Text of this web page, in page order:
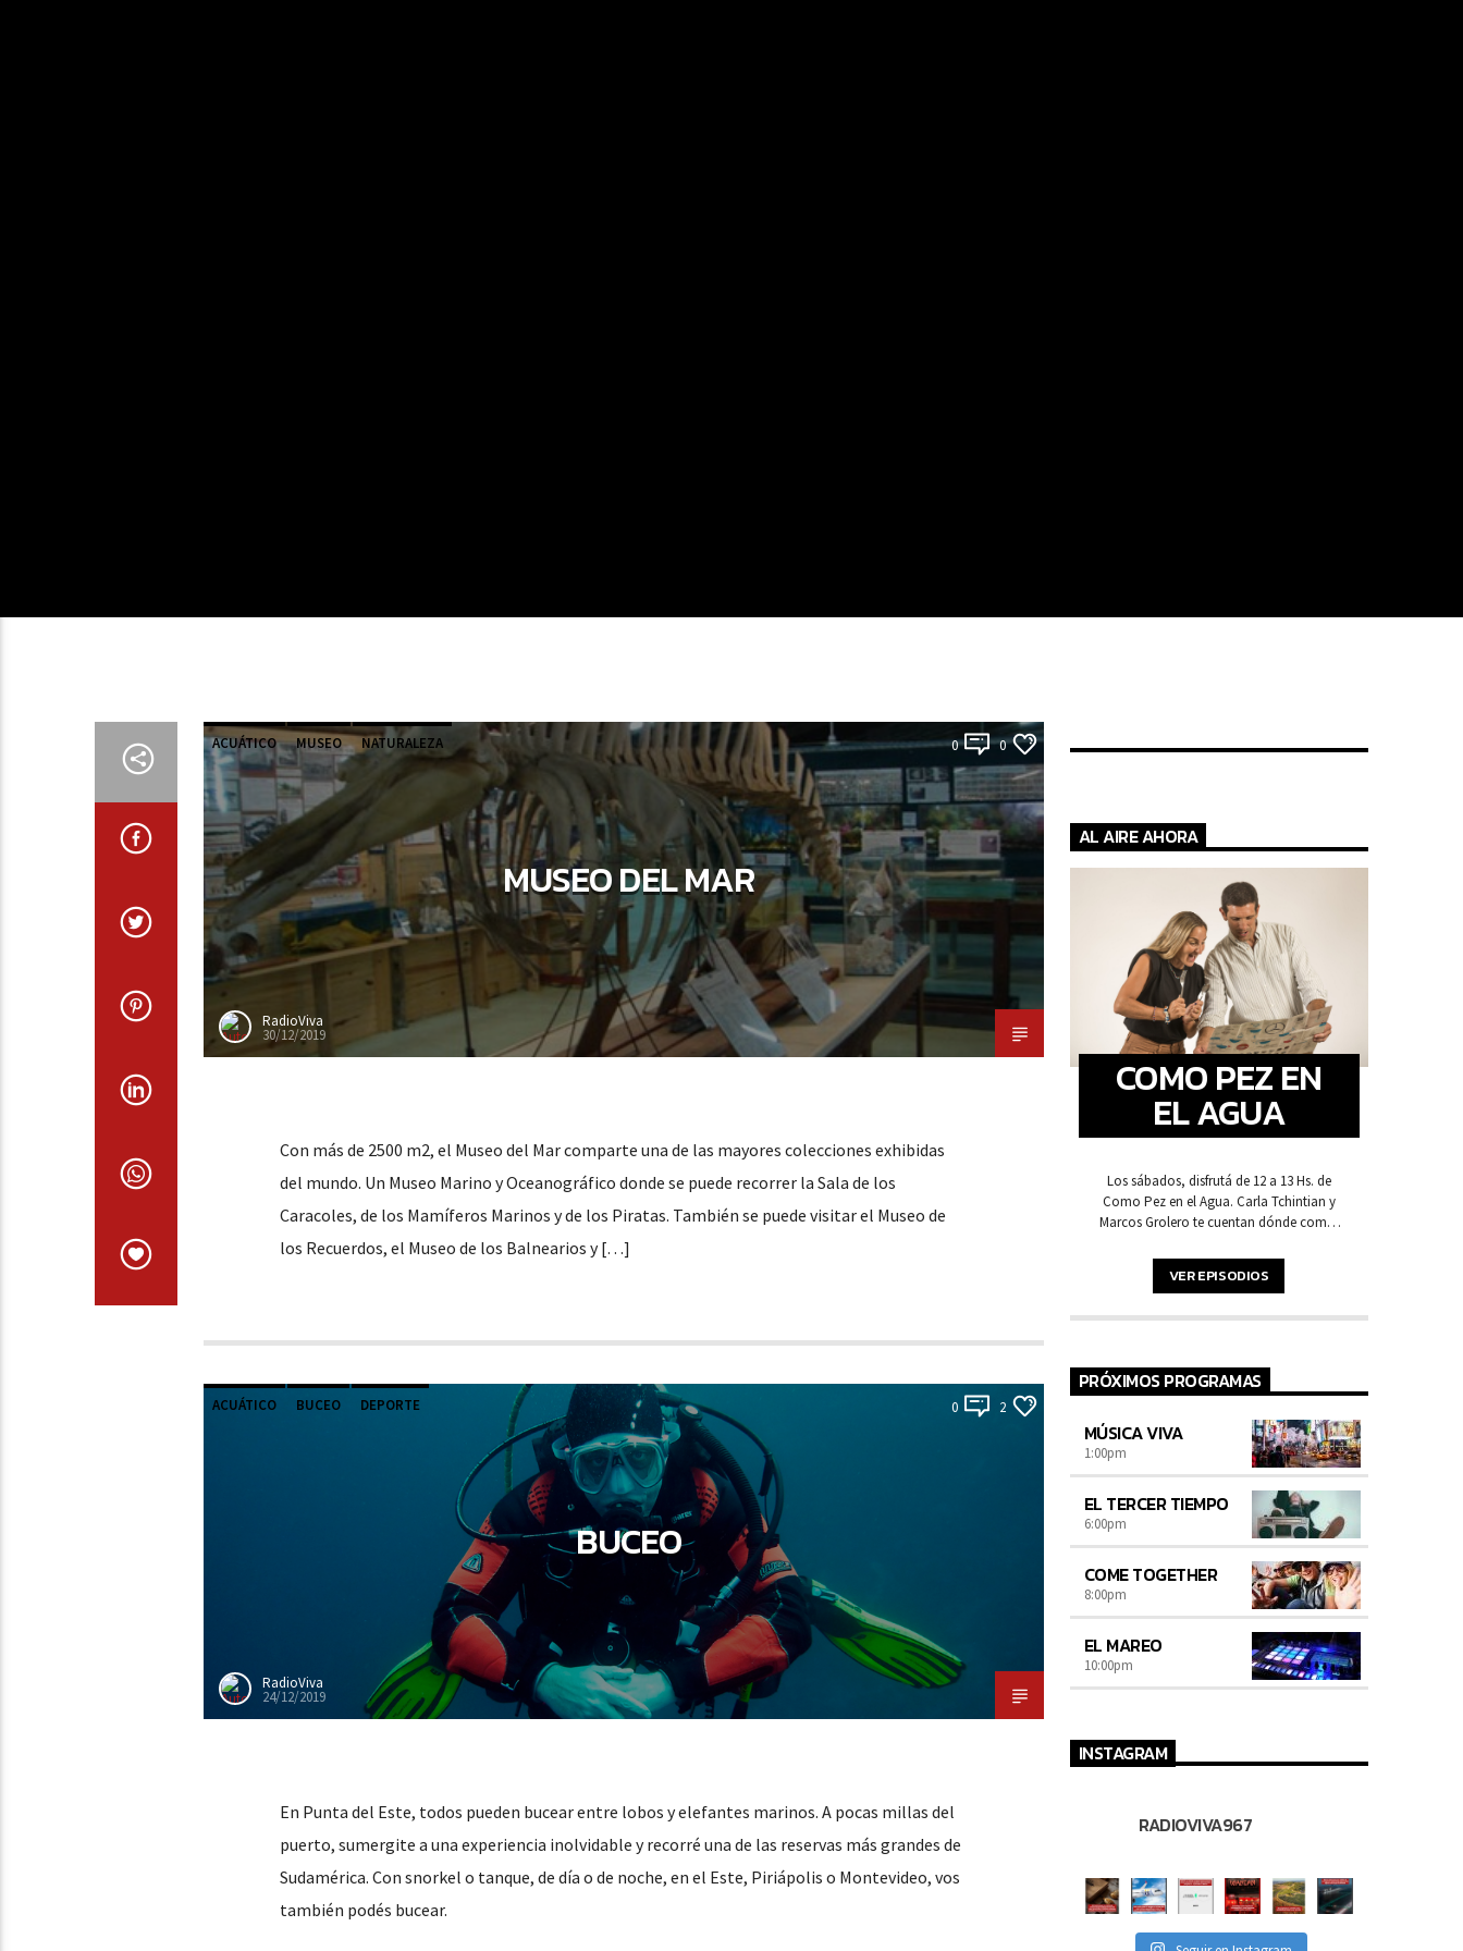
ACUÁTICO MUSEO NATURALEZA 0 0
MUSEO DEL MAR
RadioViva
30/12/2019
Con más de 2500 m2, el Museo del Mar comparte una de las mayores colecciones exhibidas
del mundo. Un Museo Marino y Oceanográfico donde se puede recorrer la Sala de los
Caracoles, de los Mamíferos Marinos y de los Piratas. También se puede visitar el Museo de
los Recuerdos, el Museo de los Balnearios y […]
ACUÁTICO BUCEO DEPORTE 0 2
BUCEO
RadioViva
24/12/2019
En Punta del Este, todos pueden bucear entre lobos y elefantes marinos. A pocas millas del
puerto, sumergite a una experiencia inolvidable y recorré una de las reservas más grandes de
Sudamérica. Con snorkel o tanque, de día o de noche, en el Este, Piriápolis o Montevideo, vos
también podés bucear.
AL AIRE AHORA
COMO PEZ EN
EL AGUA
Los sábados, disfrutá de 12 a 13 Hs. de
Como Pez en el Agua. Carla Tchintian y
Marcos Grolero te cuentan dónde comer
y lo que no te podés perder.
VER EPISODIOS
PRÓXIMOS PROGRAMAS
MÚSICA VIVA
1:00pm
EL TERCER TIEMPO
6:00pm
COME TOGETHER
8:00pm
EL MAREO
10:00pm
INSTAGRAM
RADIOVIVA967